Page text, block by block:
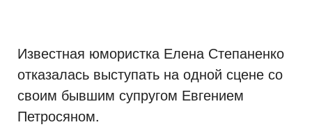
Известная юмористка Елена Степаненко
отказалась выступать на одной сцене со
своим бывшим супругом Евгением
Петросяном.